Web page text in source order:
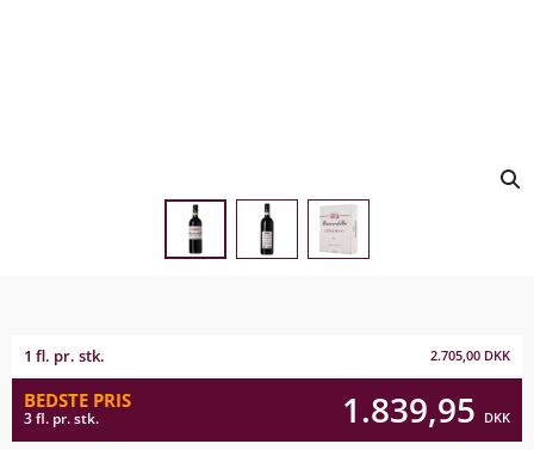
1 fl. pr. stk. 2.705,00 DKK
BEDSTE PRIS
3 fl. pr. stk. 1.839,95 DKK